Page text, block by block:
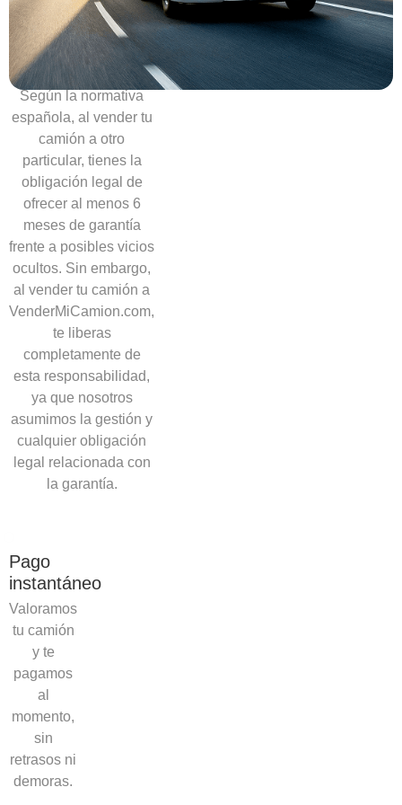
necesidad
de
ofrecer
garantías
Según la normativa
española, al vender tu
camión a otro
particular, tienes la
obligación legal de
ofrecer al menos 6
meses de garantía
frente a posibles vicios
ocultos. Sin embargo,
al vender tu camión a
VenderMiCamion.com,
te liberas
completamente de
esta responsabilidad,
ya que nosotros
asumimos la gestión y
cualquier obligación
legal relacionada con
la garantía.
Pago
instantáneo
Valoramos
tu camión
y te
pagamos
al
momento,
sin
retrasos ni
demoras.